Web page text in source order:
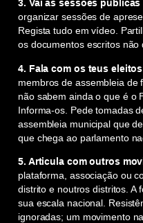
3. Vai às sessões
organizar sessões de
Regista tudo em vídeo.
os documentos escritos não
4. Fala com os teus
membros de assembleia
não sabem ainda o que é o
Informa-os. Pede tomadas
assembleia municipal que
que chega ao parlamento
5. Articula com outros
plataforma, associação ou
distrito e noutros distritos. A
sua escala nacional.
ignoradas; um movimento